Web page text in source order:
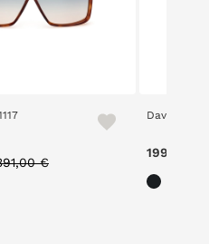
€
David
199,00 €